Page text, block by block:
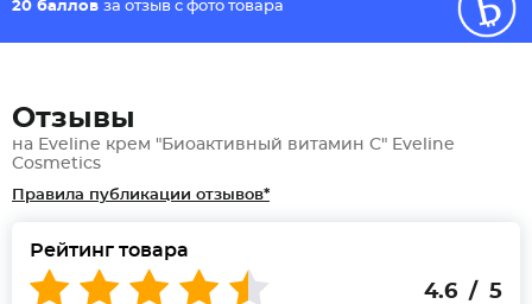
20 баллов за отзыв с фото товара
Отзывы
на Еveline крем "Биоактивный витамин С" Eveline
Cosmetics
Правила публикации отзывов*
Рейтинг товара
4.6 / 5